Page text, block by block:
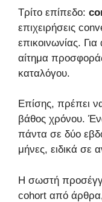
Τρίτο επίπεδο:
επιχειρήσεις
επικοινωνίας.
αίτημα
καταλόγου.
Επίσης, πρέπει
βάθος χρόνου.
πάντα σε δύο
μήνες, ειδικά σε
Η σωστή
cohort από άρθρα,